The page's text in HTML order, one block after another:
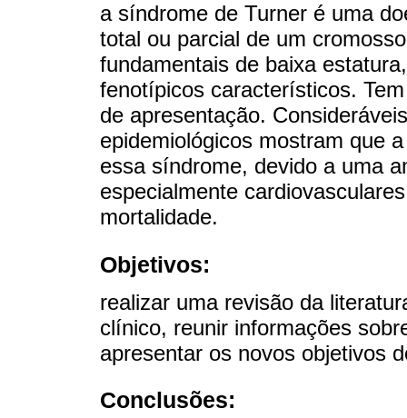
a síndrome de Turner é uma
total ou parcial de um
fundamentais de baixa
fenotípicos característicos.
de apresentação.
epidemiológicos mostram que
essa síndrome, devido a uma
especialmente
mortalidade.
Objetivos:
realizar uma revisão da
clínico, reunir informações
apresentar os novos objetivos
Conclusões: